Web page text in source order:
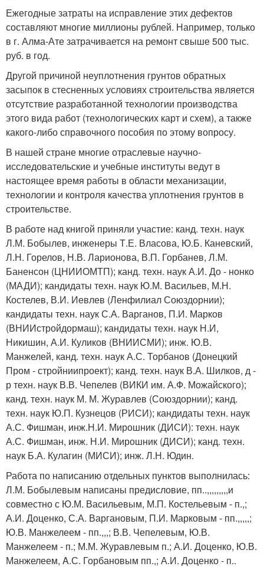
Ежегодные затраты на исправление этих дефектов
составляют многие миллионы рублей. Например, только
в г. Алма-Ате затрачивается на ремонт свыше 500 тыс.
руб. в год.
Другой причиной неуплотнения грунтов обратных
засыпок в стесненных условиях строительства является
отсутствие разработанной технологии производства
этого вида работ (технологических карт и схем), а также
какого-либо справочного пособия по этому вопросу.
В нашей стране многие отраслевые научно-
исследовательские и учебные институты ведут в
настоящее время работы в области механизации,
технологии и контроля качества уплотнения грунтов в
строительстве.
В работе над книгой приняли участие: канд. техн. наук
Л.М. Бобылев, инженеры Т.Е. Власова, Ю.Б. Каневский,
Л.Н. Горелов, Н.В. Ларионова, В.П. Горбанев, Л.М.
Баненсон (ЦНИИОМТП); канд. техн. наук А.И. До - нонко
(МАДИ); кандидаты техн. наук Ю.М. Васильев, М.Н.
Костелев, В.И. Иевлев (Ленфилиал Союздорнии);
кандидаты техн. наук С.А. Варганов, П.И. Марков
(ВНИИстройдормаш); кандидаты техн. наук Н.И,
Никишин, А.И. Куликов (ВНИИСМИ); инж. Ю.В.
Манжелей, канд. техн. наук А.С. Торбанов (Донецкий
Пром - стройниипроект); канд. техн. наук В.А. Шилков, д -
р техн. наук В.В. Чепелев (ВИКИ им. А.Ф. Можайского);
канд. техн. наук М. М. Журавлев (Союздорнии); канд.
техн. наук Ю.П. Кузнецов (РИСИ); кандидаты техн. наук
А.С. Фишман, инж.Н.И. Мирошник (ДИСИ): техн. наук
А.С. Фишман, инж. Н.И. Мирошник (ДИСИ); канд. техн.
наук Б.А. Кулагин (МИСИ); инж. Л.Н. Юдин.
Работа по написанию отдельных пунктов выполнилась:
Л.М. Бобылевым написаны предисловие, пп..,,,,,,,,,и
совместно с Ю.М. Васильевым, М.П. Костельевым - п.,;
А.И. Доценко, С.А. Варгановым, П.И. Марковым - пп.,,,,,;
Ю.В. Манжелеем - пп.,,,; В.В. Чепелевым, Ю.В.
Манжелеем - п.; М.М. Журавлевым п.; А.И. Доценко, Ю.В.
Манжелеем, A.С. Горбановым пп.,; А.И. Доценко - п..